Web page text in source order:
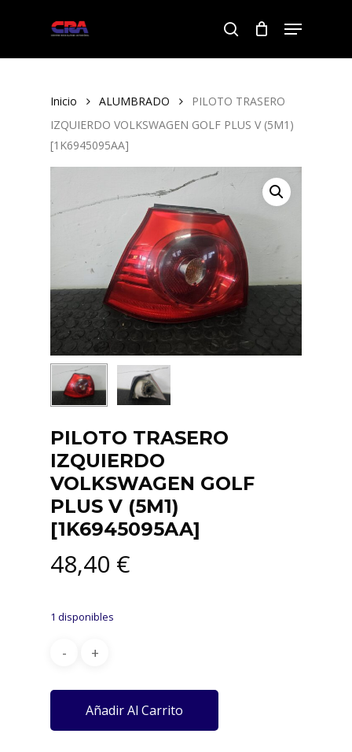
search
Menu
Inicio ALUMBRADO
PILOTO TRASERO
IZQUIERDO VOLKSWAGEN GOLF PLUS V (5M1)
[1K6945095AA]
PILOTO TRASERO
IZQUIERDO
VOLKSWAGEN GOLF
PLUS V (5M1)
[1K6945095AA]
48,40 €
1 disponibles
Añadir Al Carrito